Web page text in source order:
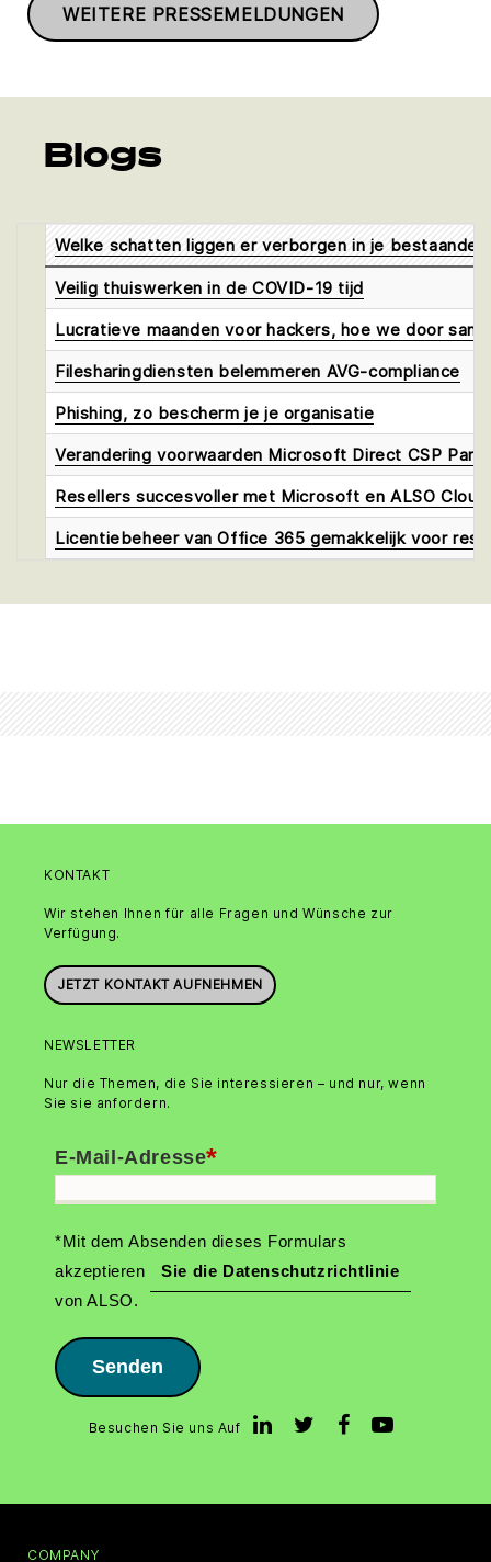
WEITERE PRESSEMELDUNGEN
Blogs
Welke schatten liggen er verborgen in je bestaande
Veilig thuiswerken in de COVID-19 tijd
Lucratieve maanden voor hackers, hoe we door
Filesharingdiensten belemmeren AVG-compliance
Phishing, zo bescherm je je organisatie
Verandering voorwaarden Microsoft Direct CSP
Resellers succesvoller met Microsoft en ALSO Cloud
Licentiebeheer van Office 365 gemakkelijk voor
KONTAKT
Wir stehen Ihnen für alle Fragen und Wünsche zur
Verfügung.
JETZT KONTAKT AUFNEHMEN
NEWSLETTER
Nur die Themen, die Sie interessieren – und nur, wenn
Sie sie anfordern.
*
E-Mail-Adresse
*Mit dem Absenden dieses Formulars
akzeptieren
Sie die Datenschutzrichtlinie
von ALSO.
Senden
Besuchen Sie uns Auf
COMPANY